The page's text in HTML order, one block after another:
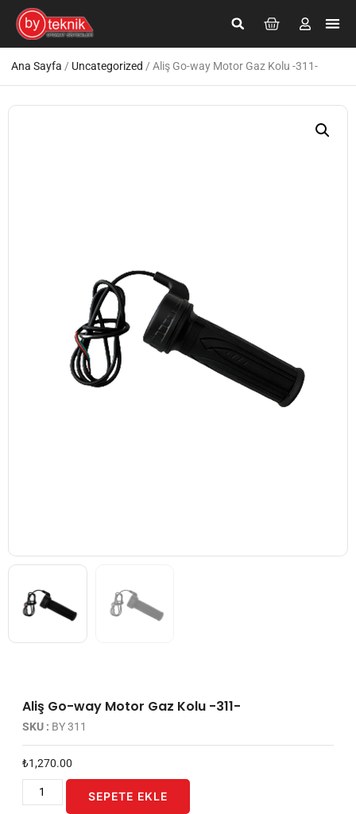
Ana Sayfa / Uncategorized / Aliş Go-way Motor Gaz Kolu -311-
Aliş Go-way Motor Gaz Kolu -311-
SKU : BY 311
₺1,270.00
SEPETE EKLE